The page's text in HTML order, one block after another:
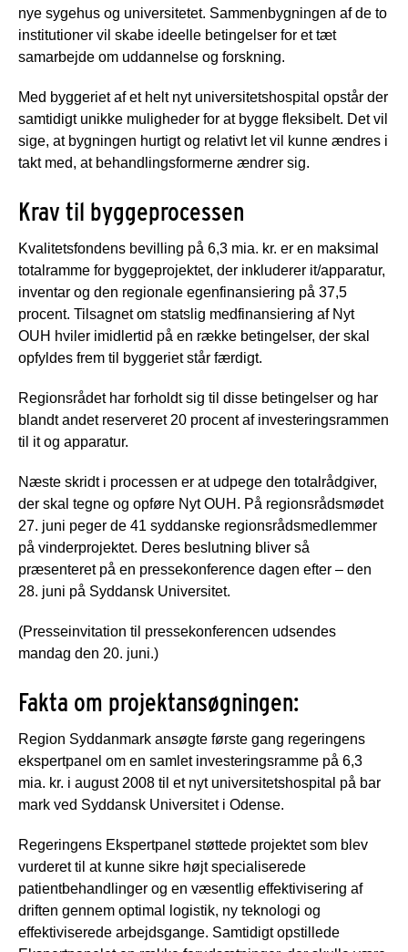
nye sygehus og universitetet. Sammenbygningen af de to
institutioner vil skabe ideelle betingelser for et tæt
samarbejde om uddannelse og forskning.
Med byggeriet af et helt nyt universitetshospital opstår der
samtidigt unikke muligheder for at bygge fleksibelt. Det vil
sige, at bygningen hurtigt og relativt let vil kunne ændres i
takt med, at behandlingsformerne ændrer sig.
Krav til byggeprocessen
Kvalitetsfondens bevilling på 6,3 mia. kr. er en maksimal
totalramme for byggeprojektet, der inkluderer it/apparatur,
inventar og den regionale egenfinansiering på 37,5
procent. Tilsagnet om statslig medfinansiering af Nyt
OUH hviler imidlertid på en række betingelser, der skal
opfyldes frem til byggeriet står færdigt.
Regionsrådet har forholdt sig til disse betingelser og har
blandt andet reserveret 20 procent af investeringsrammen
til it og apparatur.
Næste skridt i processen er at udpege den totalrådgiver,
der skal tegne og opføre Nyt OUH. På regionsrådsmødet
27. juni peger de 41 syddanske regionsrådsmedlemmer
på vinderprojektet. Deres beslutning bliver så
præsenteret på en pressekonference dagen efter – den
28. juni på Syddansk Universitet.
(Presseinvitation til pressekonferencen udsendes
mandag den 20. juni.)
Fakta om projektansøgningen:
Region Syddanmark ansøgte første gang regeringens
ekspertpanel om en samlet investeringsramme på 6,3
mia. kr. i august 2008 til et nyt universitetshospital på bar
mark ved Syddansk Universitet i Odense.
Regeringens Ekspertpanel støttede projektet som blev
vurderet til at kunne sikre højt specialiserede
patientbehandlinger og en væsentlig effektivisering af
driften gennem optimal logistik, ny teknologi og
effektiviserede arbejdsgange. Samtidigt opstillede